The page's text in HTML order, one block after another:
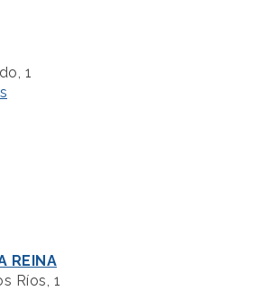
1
REINA
Ríos, 1